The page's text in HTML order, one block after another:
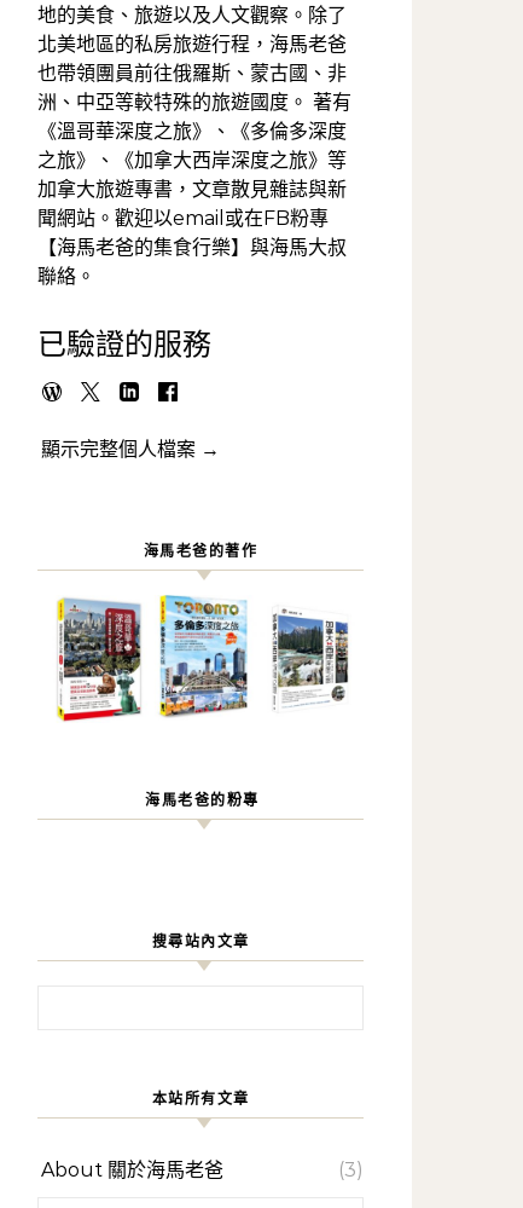
地的美食、旅遊以及人文觀察。除了
北美地區的私房旅遊行程，海馬老爸
也帶領團員前往俄羅斯、蒙古國、非
洲、中亞等較特殊的旅遊國度。 著有
《溫哥華深度之旅》、《多倫多深度
之旅》、《加拿大西岸深度之旅》等
加拿大旅遊專書，文章散見雜誌與新
聞網站。歡迎以email或在FB粉專
【海馬老爸的集食行樂】與海馬大叔
聯絡。
已驗證的服務
顯示完整個人檔案 →
海馬老爸的著作
海馬老爸的粉專
搜尋站內文章
本站所有文章
About 關於海馬老爸 (3)